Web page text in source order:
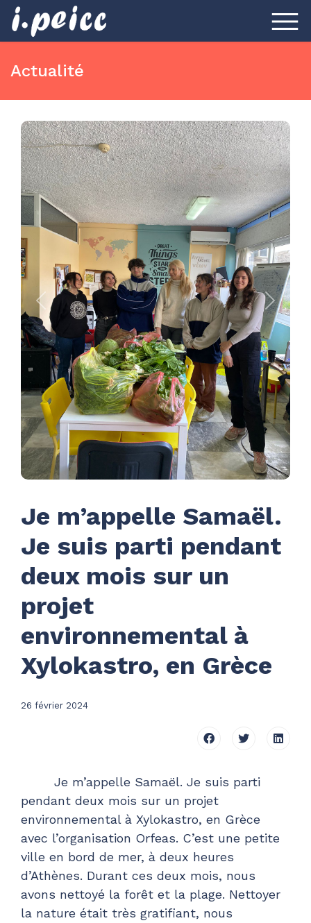
Actualité
Previous Next
Je m’appelle Samaël.
Je suis parti pendant
deux mois sur un
projet
environnemental à
Xylokastro, en Grèce
26 février 2024
Je m’appelle Samaël. Je suis parti
pendant deux mois sur un projet
environnemental à Xylokastro, en Grèce
avec l’organisation Orfeas. C’est une petite
ville en bord de mer, à deux heures
d’Athènes. Durant ces deux mois, nous
avons nettoyé la forêt et la plage. Nettoyer
la nature était très gratifiant, nous